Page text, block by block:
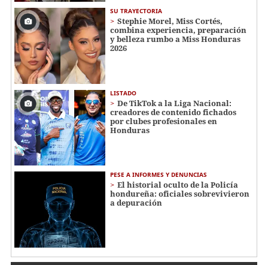
SU TRAYECTORIA
Stephie Morel, Miss Cortés,
combina experiencia, preparación
y belleza rumbo a Miss Honduras
2026
LISTADO
De TikTok a la Liga Nacional:
creadores de contenido fichados
por clubes profesionales en
Honduras
PESE A INFORMES Y DENUNCIAS
El historial oculto de la Policía
hondureña: oficiales sobrevivieron
a depuración